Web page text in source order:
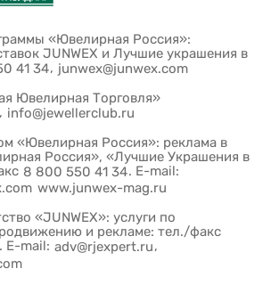
«Ювелирная Россия»:
JUNWEX и Лучшие украшения в
41 34, junwex@junwex.com
Ювелирная Торговля»
, info@jewellerclub.ru
«Ювелирная Россия»: реклама в
Россия», «Лучшие Украшения в
8 800 550 41 34. E-mail:
www.junwex-mag.ru
«JUNWEX»: услуги по
и рекламе: тел./факс
. E-mail: adv@rjexpert.ru,